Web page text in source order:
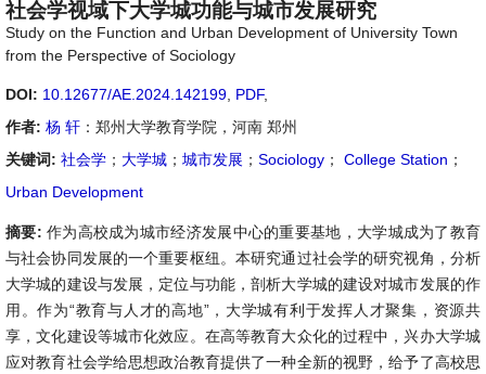
社会学视域下大学城功能与城市发展研究
Study on the Function and Urban Development of University Town
from the Perspective of Sociology
DOI: 10.12677/AE.2024.142199 PDF,
作者: 杨 轩 ：郑州大学教育学院，河南 郑州
关键词: 社会学 ； 大学城 ； 城市发展 ； Sociology ； College Station ；
Urban Development
摘要: 作为高校成为城市经济发展中心的重要基地，大学城成为了教育
与社会协同发展的一个重要枢纽。本研究通过社会学的研究视角，分析
大学城的建设与发展，定位与功能，剖析大学城的建设对城市发展的作
用。作为“教育与人才的高地”，大学城有利于发挥人才聚集，资源共
享，文化建设等城市化效应。在高等教育大众化的过程中，兴办大学城
应对教育社会学给思想政治教育提供了一种全新的视野，给予了高校思